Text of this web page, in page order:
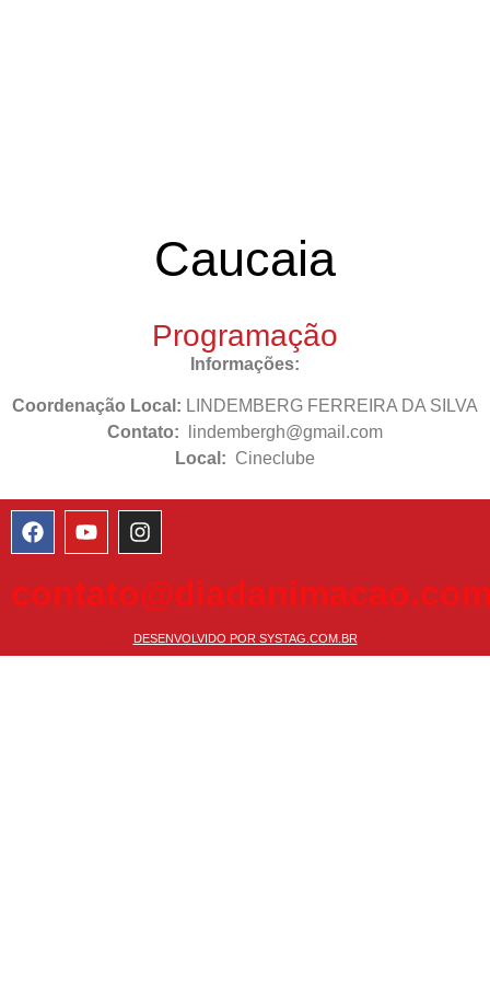
Caucaia
Programação
Informações:
Coordenação Local: LINDEMBERG FERREIRA DA SILVA
Contato:
lindembergh@gmail.com
Local: Cineclube
DESENVOLVIDO POR SYSTAG.COM.BR